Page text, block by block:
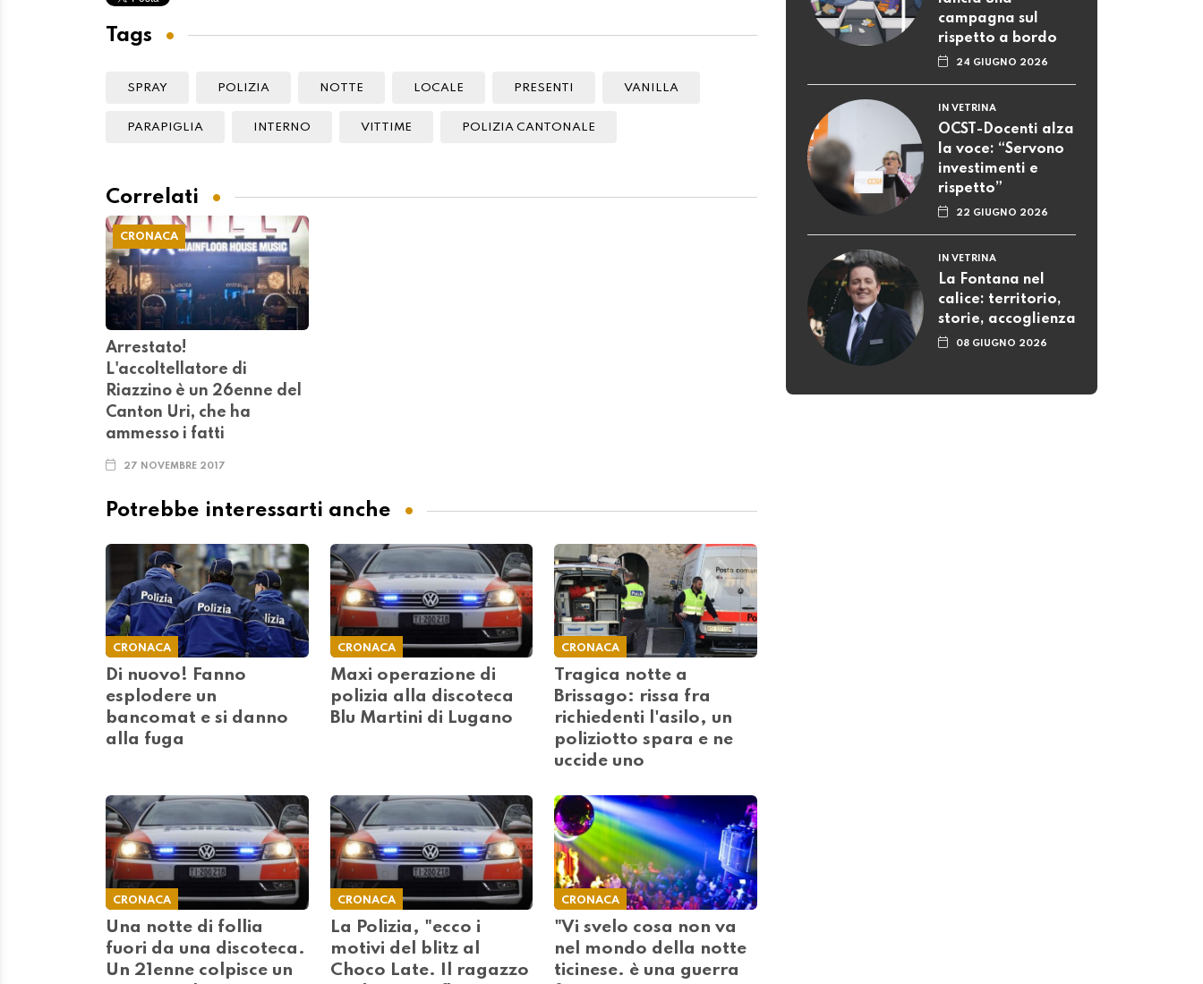
Tags
SPRAY POLIZIA NOTTE LOCALE PRESENTI VANILLA
PARAPIGLIA INTERNO VITTIME POLIZIA CANTONALE
Correlati
CRONACA
Arrestato!
L'accoltellatore di
Riazzino è un 26enne del
Canton Uri, che ha
ammesso i fatti
27 NOVEMBRE 2017
Potrebbe interessarti anche
CRONACA
Di nuovo! Fanno
esplodere un
bancomat e si danno
alla fuga
CRONACA
Maxi operazione di
polizia alla discoteca
Blu Martini di Lugano
CRONACA
Tragica notte a
Brissago: rissa fra
richiedenti l'asilo, un
poliziotto spara e ne
uccide uno
CRONACA
Una notte di follia
fuori da una discoteca.
Un 21enne colpisce un
CRONACA
La Polizia, "ecco i
motivi del blitz al
Choco Late. Il ragazzo
CRONACA
"Vi svelo cosa non va
nel mondo della notte
ticinese. è una guerra
campagna sul
rispetto a bordo
24 GIUGNO 2026
IN VETRINA
OCST-Docenti alza
la voce: “Servono
investimenti e
rispetto”
22 GIUGNO 2026
IN VETRINA
La Fontana nel
calice: territorio,
storie, accoglienza
08 GIUGNO 2026